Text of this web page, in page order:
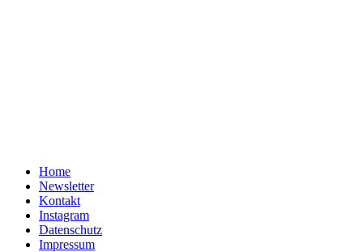
Home
Newsletter
Kontakt
Instagram
Datenschutz
Impressum